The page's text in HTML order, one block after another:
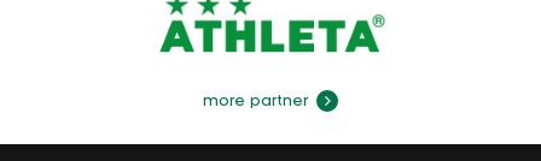
more partner